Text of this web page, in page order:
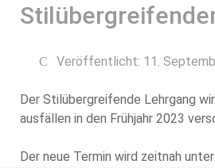
Veröffentlicht: 11.
Der Stilübergreifende Lehrgang
ausfällen in den Frühjahr 2023
Der neue Termin wird zeitnah